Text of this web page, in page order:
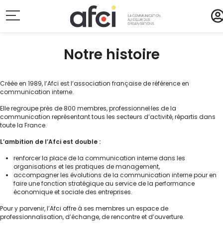
Notre histoire
Créée en 1989, l’Afci est l’association française de référence en
communication interne.
Elle regroupe près de 800 membres, professionnel·les de la
communication représentant tous les secteurs d’activité, répartis dans
toute la France.
L’ambition de l’Afci est double :
renforcer la place de la communication interne dans les
organisations et les pratiques de management,
accompagner les évolutions de la communication interne pour en
faire une fonction stratégique au service de la performance
économique et sociale des entreprises.
Pour y parvenir, l’Afci offre à ses membres un espace de
professionnalisation, d’échange, de rencontre et d’ouverture.